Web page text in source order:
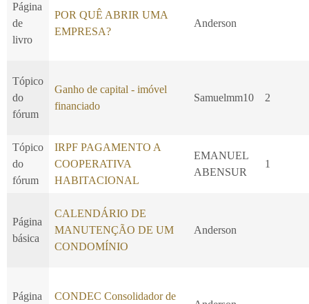
Página
de
livro
POR QUÊ ABRIR UMA
EMPRESA?
Anderson
Tópico
do
fórum
Ganho de capital - imóvel
financiado
Samuelmm10 2
Tópico
do
fórum
IRPF PAGAMENTO A
COOPERATIVA
HABITACIONAL
EMANUEL
ABENSUR
1
Página
básica
CALENDÁRIO DE
MANUTENÇÃO DE UM
CONDOMÍNIO
Anderson
Página CONDEC Consolidador de